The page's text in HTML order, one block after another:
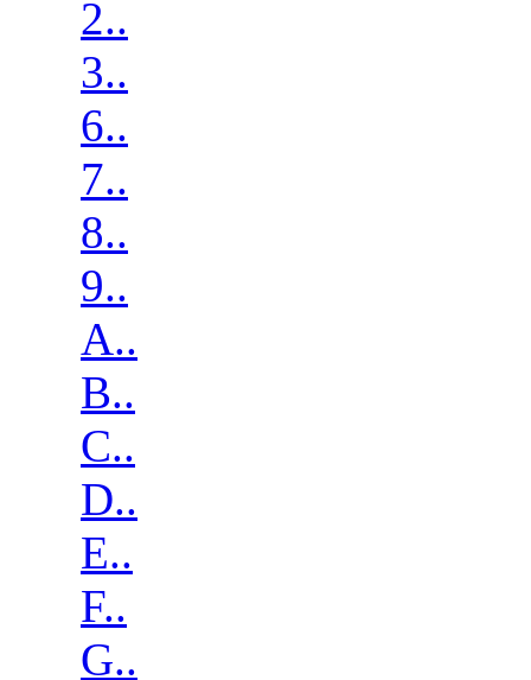
2..
3..
6..
7..
8..
9..
A..
B..
C..
D..
E..
F..
G..